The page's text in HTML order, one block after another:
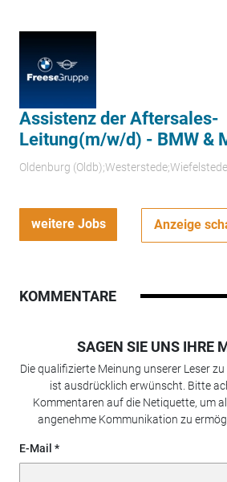
Assistenz der Aftersales-
Leitung(m/w/d) - BMW &
Oldenburg
weitere Jobs Anzeige
KOMMENTARE
SAGEN SIE UNS IHRE
Die qualifizierte Meinung unserer Leser
ist ausdrücklich erwünscht. Bitte
Kommentaren auf die Netiquette, um
angenehme Kommunikation zu
E-Mail